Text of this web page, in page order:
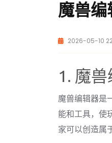
魔兽
2026-05-10
1. 魔
魔兽编辑器是
能和工具，使
家可以创造属